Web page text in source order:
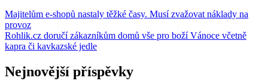
Majitelům e-shopů nastaly těžké časy. Musí zvažovat náklady na
provoz
Rohlik.cz doručí zákazníkům domů vše pro boží Vánoce včetně
kapra či kavkazské jedle
Nejnovější příspěvky